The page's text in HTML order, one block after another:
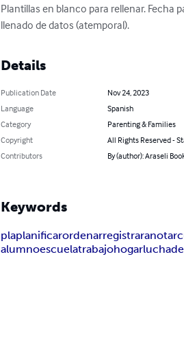
Plantillas en blanco para rellenar. Fecha
llenado de datos (atemporal).
Details
Publication Date
Nov 24, 2023
Language
Spanish
Category
Parenting & Families
Copyright
All Rights Reserved -
Contributors
By (author): Araseli
Keywords
plaplanificarordenarregistraranotar
alumnoescuelatrabajohogarlucha